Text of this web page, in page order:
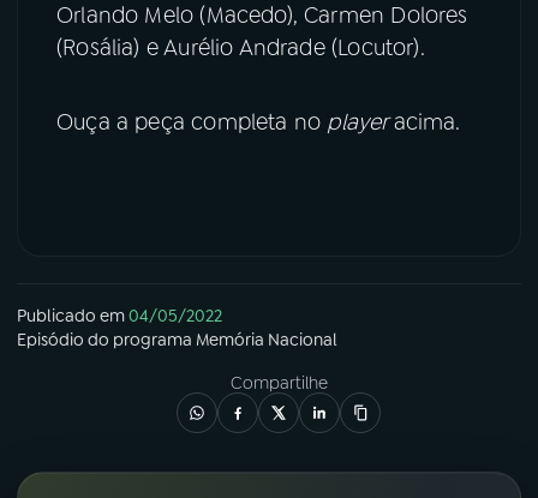
Orlando Melo (Macedo), Carmen Dolores
(Rosália) e Aurélio Andrade (Locutor).
Ouça a peça completa no playeracima.
Publicado em04/05/2022
Episódio do programa Memória Nacional
Compartilhe